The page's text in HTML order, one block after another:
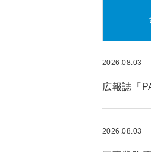
2026.08.03
広報誌「
2026.08.03